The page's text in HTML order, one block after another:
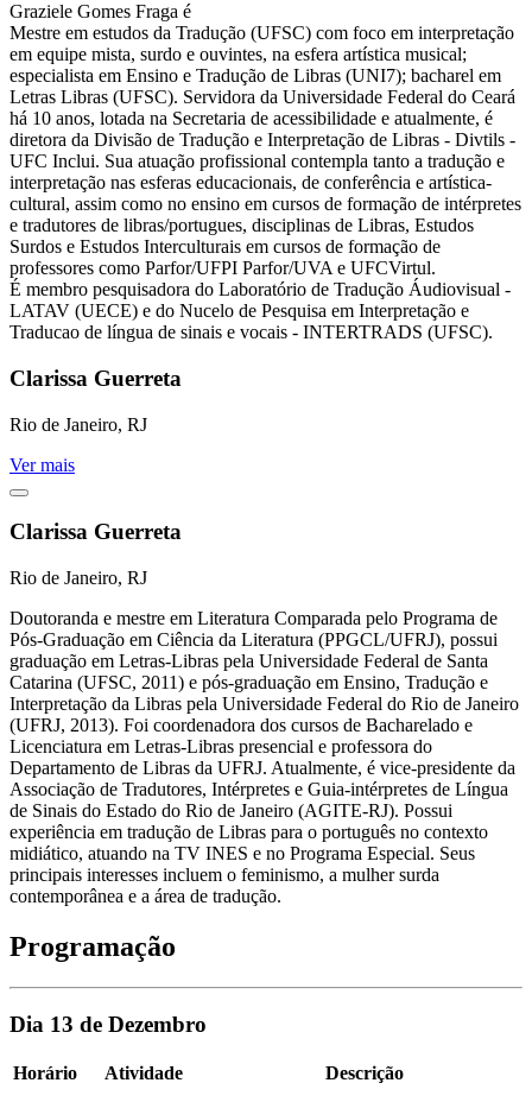
Graziele Gomes Fraga é
Mestre em estudos da Tradução (UFSC) com foco em interpretação
em equipe mista, surdo e ouvintes, na esfera artística musical;
especialista em Ensino e Tradução de Libras (UNI7); bacharel em
Letras Libras (UFSC). Servidora da Universidade Federal do Ceará
há 10 anos, lotada na Secretaria de acessibilidade e atualmente, é
diretora da Divisão de Tradução e Interpretação de Libras - Divtils -
UFC Inclui. Sua atuação profissional contempla tanto a tradução e
interpretação nas esferas educacionais, de conferência e artística-
cultural, assim como no ensino em cursos de formação de intérpretes
e tradutores de libras/portugues, disciplinas de Libras, Estudos
Surdos e Estudos Interculturais em cursos de formação de
professores como Parfor/UFPI Parfor/UVA e UFCVirtul.
É membro pesquisadora do Laboratório de Tradução Áudiovisual -
LATAV (UECE) e do Nucelo de Pesquisa em Interpretação e
Traducao de língua de sinais e vocais - INTERTRADS (UFSC).
Clarissa Guerreta
Rio de Janeiro, RJ
Ver mais
Clarissa Guerreta
Rio de Janeiro, RJ
Doutoranda e mestre em Literatura Comparada pelo Programa de
Pós-Graduação em Ciência da Literatura (PPGCL/UFRJ), possui
graduação em Letras-Libras pela Universidade Federal de Santa
Catarina (UFSC, 2011) e pós-graduação em Ensino, Tradução e
Interpretação da Libras pela Universidade Federal do Rio de Janeiro
(UFRJ, 2013). Foi coordenadora dos cursos de Bacharelado e
Licenciatura em Letras-Libras presencial e professora do
Departamento de Libras da UFRJ. Atualmente, é vice-presidente da
Associação de Tradutores, Intérpretes e Guia-intérpretes de Língua
de Sinais do Estado do Rio de Janeiro (AGITE-RJ). Possui
experiência em tradução de Libras para o português no contexto
midiático, atuando na TV INES e no Programa Especial. Seus
principais interesses incluem o feminismo, a mulher surda
contemporânea e a área de tradução.
Programação
Dia 13 de Dezembro
Horário Atividade Descrição